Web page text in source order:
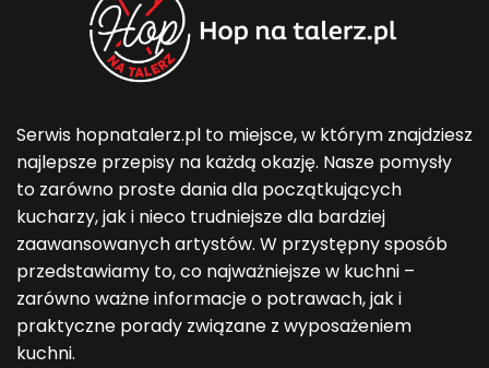
Serwis hopnatalerz.pl to miejsce, w którym znajdziesz
najlepsze przepisy na każdą okazję. Nasze pomysły
to zarówno proste dania dla początkujących
kucharzy, jak i nieco trudniejsze dla bardziej
zaawansowanych artystów. W przystępny sposób
przedstawiamy to, co najważniejsze w kuchni –
zarówno ważne informacje o potrawach, jak i
praktyczne porady związane z wyposażeniem
kuchni.